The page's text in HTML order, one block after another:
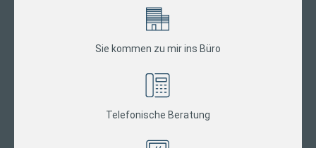
Sie kommen zu mir ins Büro
Telefonische Beratung